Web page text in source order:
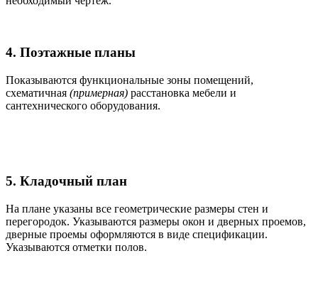
4. Поэтажные планы
Показываются функциональные зоны помещений,
схематичная (примерная) расстановка мебели и
сантехнического оборудования.
5. Кладочный план
На плане указаны все геометрические размеры стен и
перегородок. Указываются размеры окон и дверных проемов,
дверные проемы оформляются в виде спецификации.
Указываются отметки полов.